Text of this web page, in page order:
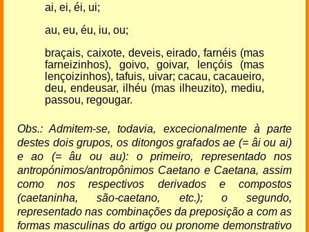
ai, ei, éi, ui;
au, eu, éu, iu, ou;
braçais, caixote, deveis, eirado, farnéis (mas
farneizinhos), goivo, goivar, lençóis (mas
lençoizinhos), tafuis, uivar; cacau, cacaueiro,
deu, endeusar, ilhéu (mas ilheuzito), mediu,
passou, regougar.
Obs.: Admitem-se, todavia, excecionalmente à parte
destes dois grupos, os ditongos grafados ae (= âi ou ai)
e ao (= âu ou au): o primeiro, representado nos
antropónimos/antropônimos Caetano e Caetana, assim
como nos respectivos derivados e compostos
(caetaninha, são-caetano, etc.); o segundo,
representado nas combinações da preposição a com as
formas masculinas do artigo ou pronome demonstrativo